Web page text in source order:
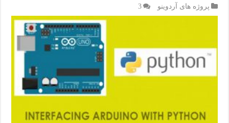
پروژه های آردوینو 3